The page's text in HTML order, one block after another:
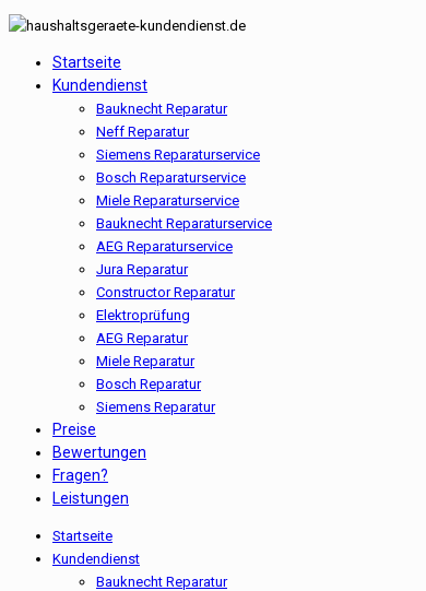
Startseite
Kundendienst
Bauknecht Reparatur
Neff Reparatur
Siemens Reparaturservice
Bosch Reparaturservice
Miele Reparaturservice
Bauknecht Reparaturservice
AEG Reparaturservice
Jura Reparatur
Constructor Reparatur
Elektroprüfung
AEG Reparatur
Miele Reparatur
Bosch Reparatur
Siemens Reparatur
Preise
Bewertungen
Fragen?
Leistungen
Startseite
Kundendienst
Bauknecht Reparatur